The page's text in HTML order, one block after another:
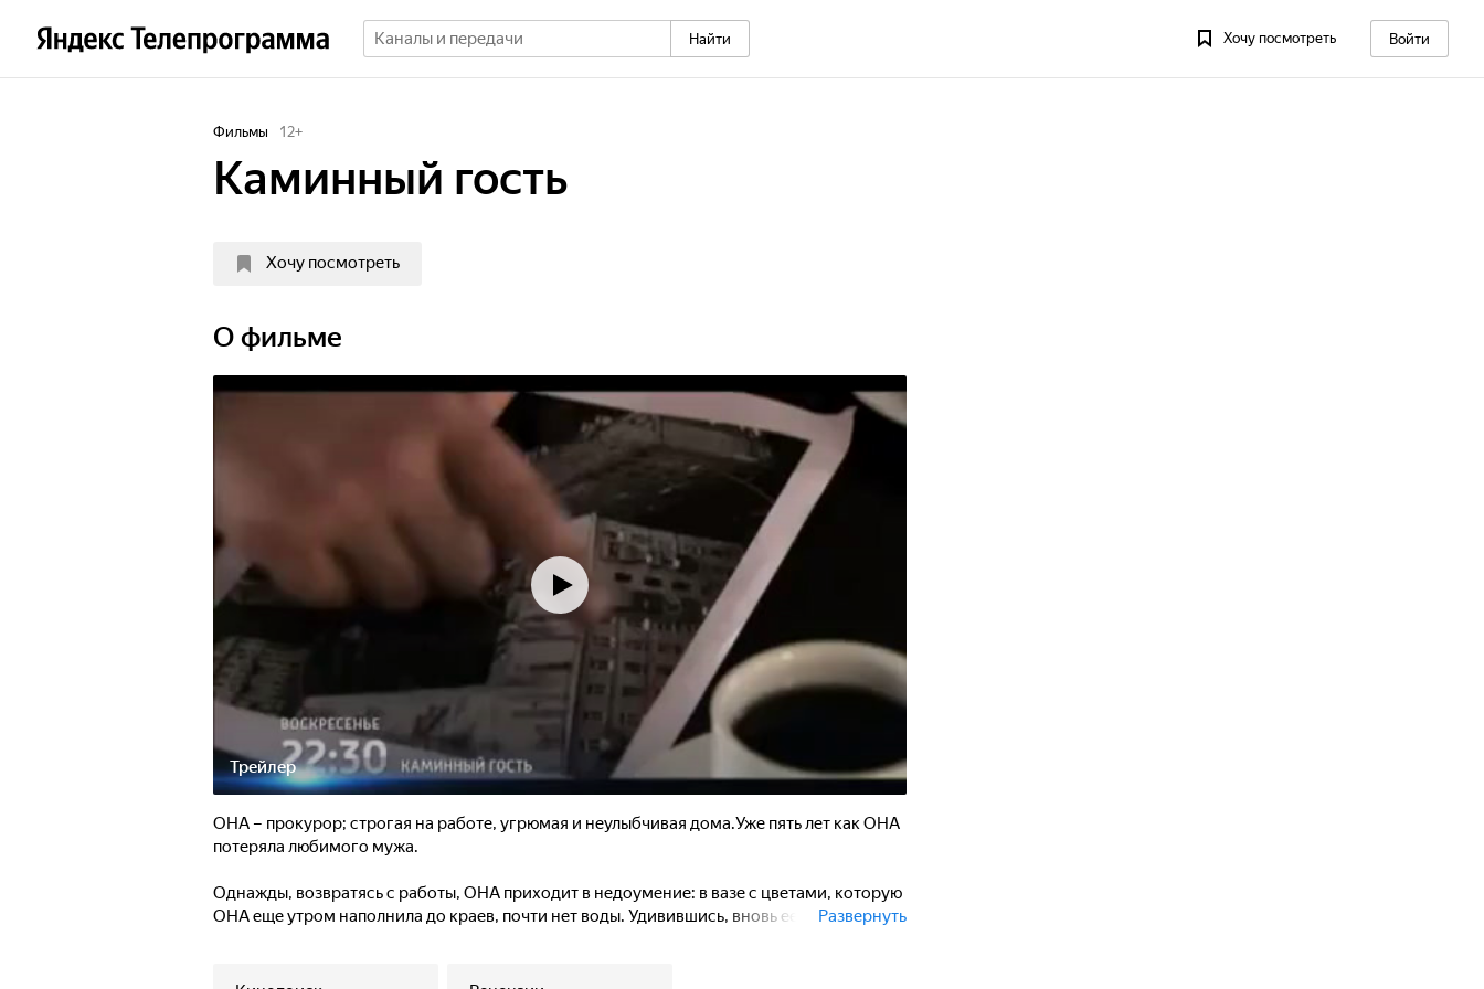
Найти Хочу посмотреть Войти
Фильмы 12+
Каминный гость
Хочу посмотреть
О фильме
Трейлер
ОНА – прокурор; строгая на работе, угрюмая и неулыбчивая дома.Уже пять лет как ОНА
потеряла любимого мужа.
Однажды, возвратясь с работы, ОНА приходит в недоумение: в вазе с цветами, которую
ОНА еще утром наполнила до краев, почти нет воды. Удивившись, вновь ее наполняет, а
Развернуть